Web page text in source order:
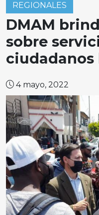
REGIONALES
DMAM
sobre
4 mayo, 2022